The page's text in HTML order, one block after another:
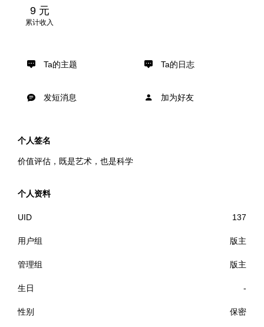
9 元
累计收入
Ta的主题 Ta的日志
发短消息 加为好友
个人签名
价值评估，既是艺术，也是科学
个人资料
UID 137
用户组 版主
管理组 版主
生日 -
性别 保密